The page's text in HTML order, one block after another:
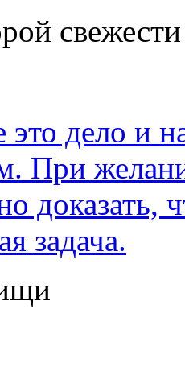
свежести
это дело и
При
доказать,
задача.